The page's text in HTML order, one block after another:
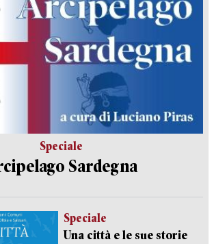
Speciale
Sardegna
Speciale
Una città e le sue storie